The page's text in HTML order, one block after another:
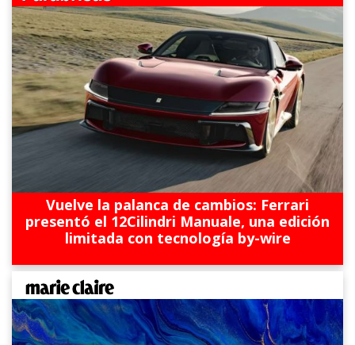
Vuelve la palanca de cambios: Ferrari
presentó el 12Cilindri Manuale, una edición
limitada con tecnología by-wire